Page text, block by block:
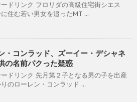
ドリンク フロリダの高級住宅街シエス
住む若い男女を追ったMT ...
・コンラッド、ズーイー・デシャネ
の名前パクった疑惑
ドリンク 先月第２子となる男の子を出産
りのローレン・コンラッド ...